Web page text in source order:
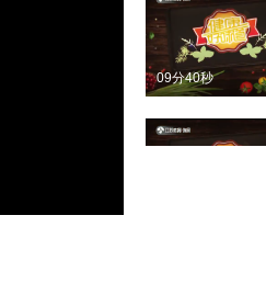
09分40秒